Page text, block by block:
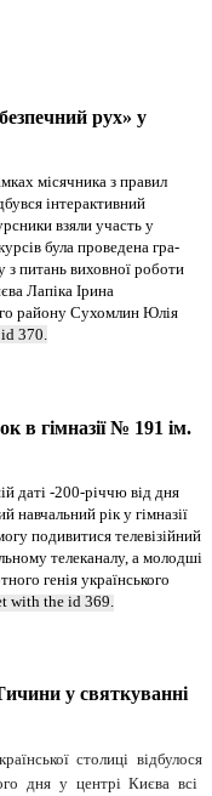
рух» у
місячника з правил
інтерактивний
взяли участь у
була проведена гра-
з питань виховної роботи
Лапіка Ірина
району Сухомлин Юлія
370.
в гімназії № 191 ім.
даті -200-річчю від дня
навчальний рік у гімназії
подивитися телевізійний
телеканалу, а молодші
генія українського
with the id 369.
у святкуванні
столиці відбулося
дня у центрі Києва всі